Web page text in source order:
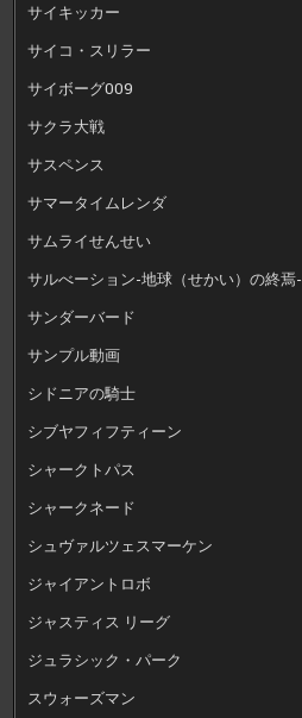
サイキッカー
サイコ・スリラー
サイボーグ009
サクラ大戦
サスペンス
サマータイムレンダ
サムライせんせい
サルべーション-地球（せかい）の終焉-
サンダーバード
サンプル動画
シドニアの騎士
シブヤフィフティーン
シャークトパス
シャークネード
シュヴァルツェスマーケン
ジャイアントロボ
ジャスティス リーグ
ジュラシック・パーク
スウォーズマン